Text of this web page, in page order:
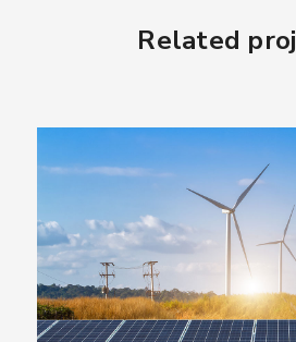
Related